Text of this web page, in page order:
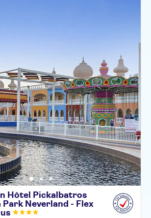
Hôtel Pickalbatros
Park Neverland - Flex